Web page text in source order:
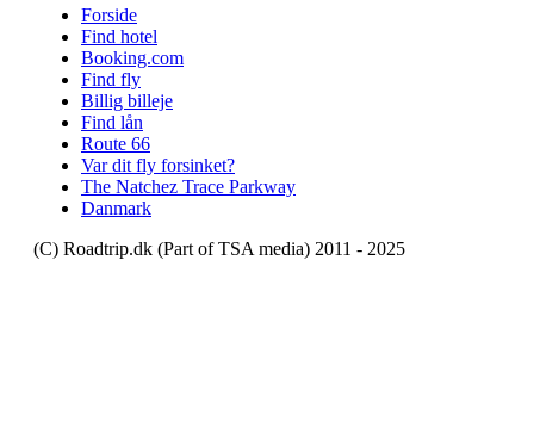
Forside
Find hotel
Booking.com
Find fly
Billig billeje
Find lån
Route 66
Var dit fly forsinket?
The Natchez Trace Parkway
Danmark
(C) Roadtrip.dk (Part of TSA media) 2011 - 2025